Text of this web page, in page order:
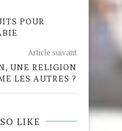
POUR
Article suivant
UNE RELIGION
LES AUTRES ?
LIKE